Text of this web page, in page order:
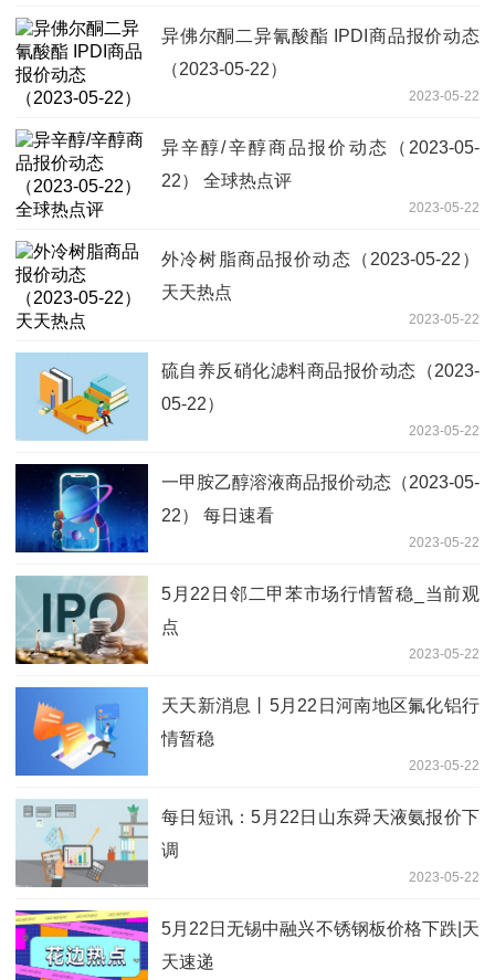
异佛尔酮二异氰酸酯 IPDI商品报价动态
（2023-05-22）
2023-05-22
异辛醇/辛醇商品报价动态（2023-05-
22） 全球热点评
2023-05-22
外冷树脂商品报价动态（2023-05-22）
天天热点
2023-05-22
硫自养反硝化滤料商品报价动态（2023-
05-22）
2023-05-22
一甲胺乙醇溶液商品报价动态（2023-05-
22） 每日速看
2023-05-22
5月22日邻二甲苯市场行情暂稳_当前观
点
2023-05-22
天天新消息丨5月22日河南地区氟化铝行
情暂稳
2023-05-22
每日短讯：5月22日山东舜天液氨报价下
调
2023-05-22
5月22日无锡中融兴不锈钢板价格下跌|天
天速递